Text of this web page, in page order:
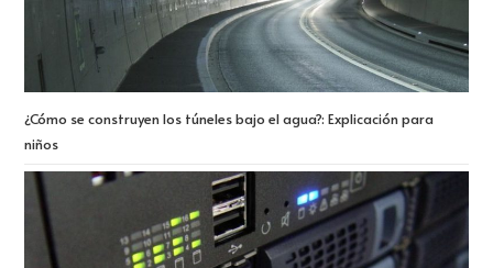
¿Cómo se construyen los túneles bajo el agua?: Explicación para
niños